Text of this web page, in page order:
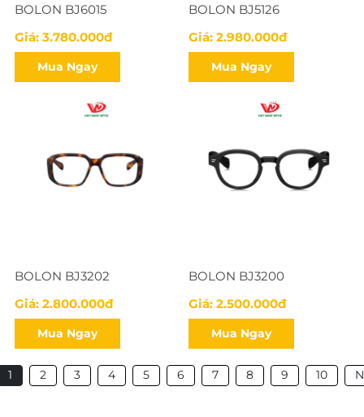
BOLON BJ6015
Giá: 3.780.000đ
Mua Ngay
BOLON BJ5126
Giá: 2.980.000đ
Mua Ngay
BOLON BJ3202
Giá: 2.800.000đ
Mua Ngay
BOLON BJ3200
Giá: 2.500.000đ
Mua Ngay
1 2 3 4 5 6 7 8 9 10